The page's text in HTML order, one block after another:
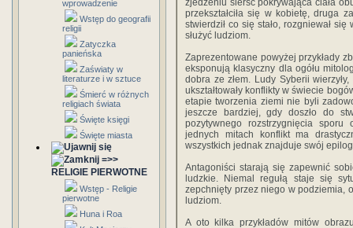
wprowadzenie
Wstęp do geografii
religii
Zatyczka
panieńska
Zaświaty w
literaturze i w sztuce
Śmierć w różnych
religiach świata
Święte księgi
Święte miasta
=>>
RELIGIE PIERWOTNE
Wstęp - Religie
pierwotne
Huna i Roa
zjedzeniu sierść pokrywająca ciała
przekształciła się w kobietę, druga
stwierdził co się stało, rozgniewał
służyć ludziom.
Zaprezentowane powyżej przykłady
eksponują klasyczny dla ogółu
dobra ze złem. Ludy Syberii
ukształtowały konflikty w świecie
etapie tworzenia ziemi nie byli
jeszcze bardziej, gdy doszło do
pozytywnego rozstrzygnięcia
jednych mitach konflikt ma
wszystkich jednak znajduje swój
Antagoniści starają się zapewnić
ludzkie. Niemal regułą staje się
zepchnięty przez niego w podziemia,
ludziom.
A oto kilka przykładów mitów